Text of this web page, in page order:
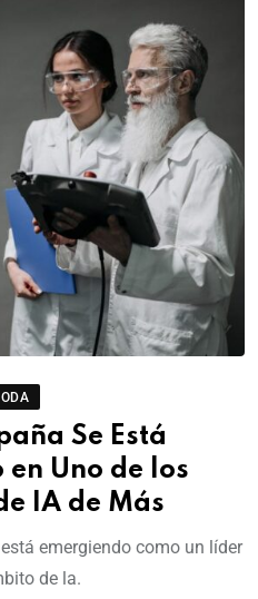
Se Está
Uno de los
IA de Más
emergiendo como un líder
de la.